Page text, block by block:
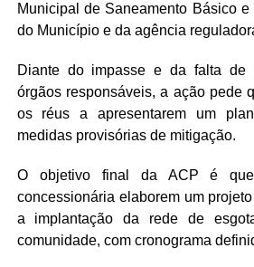
Municipal de Saneamento Básico
do Município e da agência
Diante do impasse e da falta de
órgãos responsáveis, a ação pede
os réus a apresentarem um
medidas provisórias de mitigação.
O objetivo final da ACP é
concessionária elaborem um
a implantação da rede de
comunidade, com cronograma